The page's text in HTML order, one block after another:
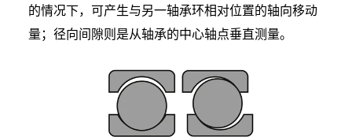
的情况下，可产生与另一轴承环相对位置的轴向移动
量；径向间隙则是从轴承的中心轴点垂直测量。